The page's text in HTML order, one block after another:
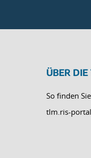
ÜBER
So finden
tlm.ris-